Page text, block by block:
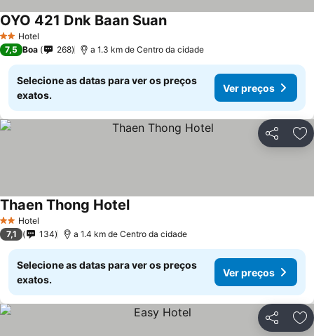
2 Estrelas
Hotel
OYO 421 Dnk Baan Suan
7,5 Boa 268 a 1.3 km de Centro da cidade
Selecione as datas para ver os preços
exatos.
Ver preços
Partilhar
2 Estrelas
Hotel
Thaen Thong Hotel
7,1 134 a 1.4 km de Centro da cidade
Selecione as datas para ver os preços
exatos.
Ver preços
Partilhar